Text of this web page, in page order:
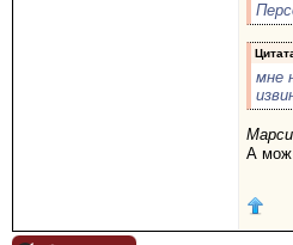
мне
А мож